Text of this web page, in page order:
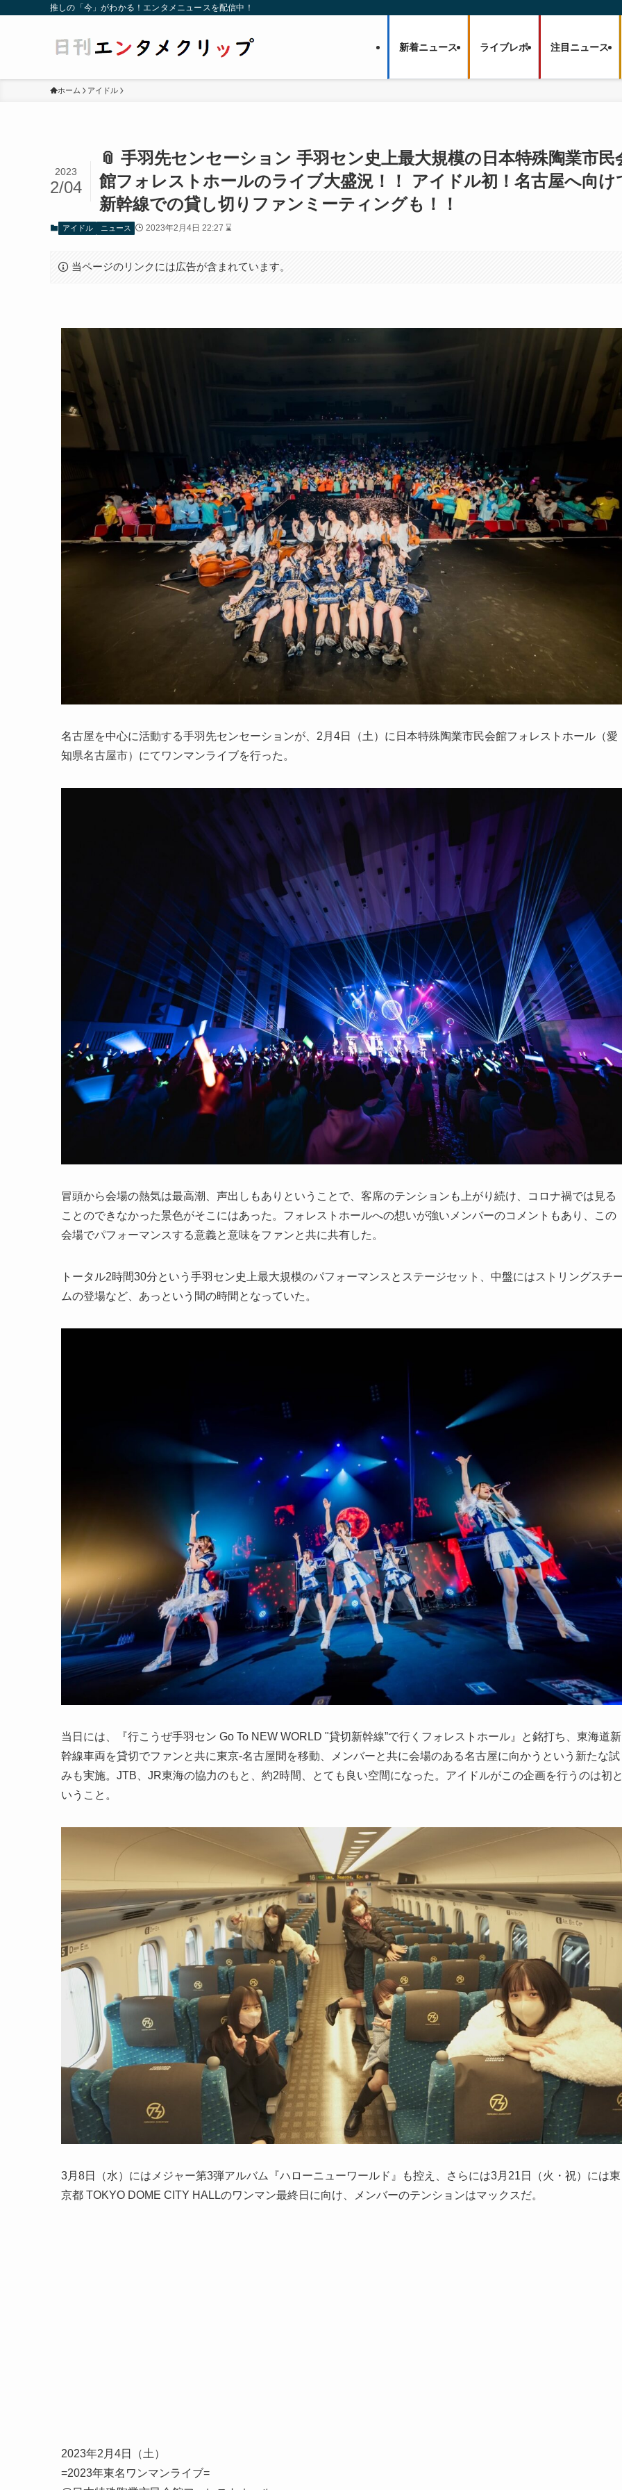
推しの「今」がわかる！エンタメニュースを配信中！
新着ニュース ライブレポ 注目ニュース
ホーム アイドル
📎 手羽先センセーション 手羽セン史上最大規模の日本特殊陶業市民
館フォレストホールのライブ大盛況！！ アイドル初！名古屋へ向け
新幹線での貸し切りファンミーティングも！！
2023
2/04
アイドル ニュース 2023年2月4日 22:27 ⌛
当ページのリンクには広告が含まれています。
名古屋を中心に活動する手羽先センセーションが、2月4日（土）に日本特殊陶業市民会館フォレストホール（愛
知県名古屋市）にてワンマンライブを行った。
冒頭から会場の熱気は最高潮、声出しもありということで、客席のテンションも上がり続け、コロナ禍では見る
ことのできなかった景色がそこにはあった。フォレストホールへの想いが強いメンバーのコメントもあり、この
会場でパフォーマンスする意義と意味をファンと共に共有した。
トータル2時間30分という手羽セン史上最大規模のパフォーマンスとステージセット、中盤にはストリングスチ
ムの登場など、あっという間の時間となっていた。
当日には、『行こうぜ手羽セン Go To NEW WORLD "貸切新幹線”で行くフォレストホール』と銘打ち、東海道新
幹線車両を貸切でファンと共に東京-名古屋間を移動、メンバーと共に会場のある名古屋に向かうという新たな試
みも実施。JTB、JR東海の協力のもと、約2時間、とても良い空間になった。アイドルがこの企画を行うのは初
いうこと。
3月8日（水）にはメジャー第3弾アルバム『ハローニューワールド』も控え、さらには3月21日（火・祝）には東
京都 TOKYO DOME CITY HALLのワンマン最終日に向け、メンバーのテンションはマックスだ。
2023年2月4日（土）
=2023年東名ワンマンライブ=